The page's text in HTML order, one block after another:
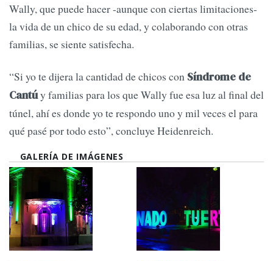
Wally, que puede hacer -aunque con ciertas limitaciones-
la vida de un chico de su edad, y colaborando con otras
familias, se siente satisfecha.
“Si yo te dijera la cantidad de chicos con Síndrome de
Cantúy familias para los que Wally fue esa luz al final del
túnel, ahí es donde yo te respondo uno y mil veces el para
qué pasé por todo esto”, concluye Heidenreich.
GALERÍA DE IMÁGENES